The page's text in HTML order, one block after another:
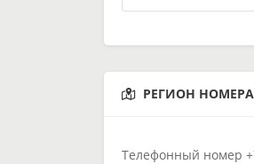
РЕГИОН НОМЕРА
Телефонный номер